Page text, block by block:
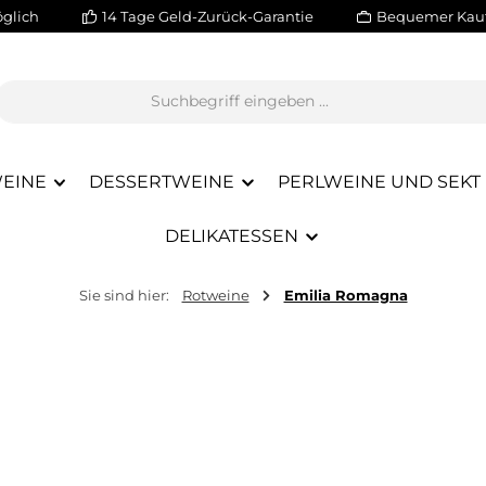
14 Tage Geld-Zurück-Garantie Bequemer
DESSERTWEINE PERLWEINE UND SEKT
DELIKATESSEN
Sie sind hier: Rotweine Emilia Romagna